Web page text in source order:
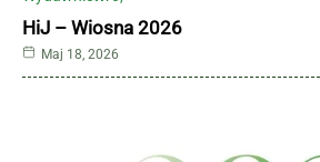
HiJ – Wiosna 2026
Maj 18, 2026